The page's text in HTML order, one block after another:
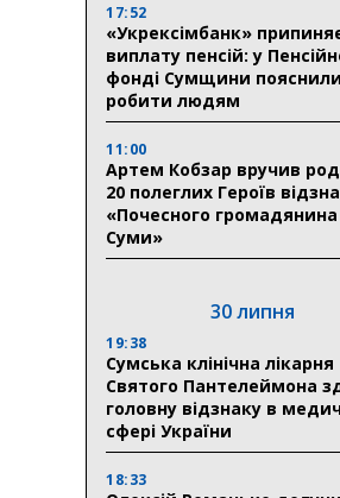
17:52
«Укрексімбанк»
виплату пенсій: у
фонді Сумщини
робити людям
11:00
Артем Кобзар вручив
20 полеглих Героїв
«Почесного громадянина
Суми»
30 липня
19:38
Сумська клінічна лікарня
Святого Пантелеймона
головну відзнаку в
сфері України
18:33